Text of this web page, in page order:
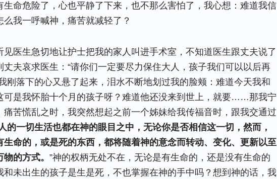
生命危险了，心也平静了下来，也不那么害怕了，我心想：难道我信
我一呼喊神，痛苦就减轻了？
见医生急切地让护士把我的家人叫进手术室，不知道医生跟丈夫说了
夫哀求医生：“请你们一定要尽力保住大人，孩子我们可以以后再
落下的心又悬了起来，泪水不断地划过我的脸颊：难道今天我和
可是我怀胎十个月的孩子呀？难道他还没来到世上，就要……那我宁
痛苦慌乱之时，我突然想起之前一个姊妹给我传福音时，跟我交通过
的一切生活也都在神的眼目之中，无论你是否相信这一切，然而，
生命的，或是死的东西，都将随着神的意念而转动、变化、更新以至
的方式。 ”神的权柄无处不在，无论是有生命的，还是没有生命的
和未出生的孩子是生是死，不也掌握在神的手中吗？想到神的话，我